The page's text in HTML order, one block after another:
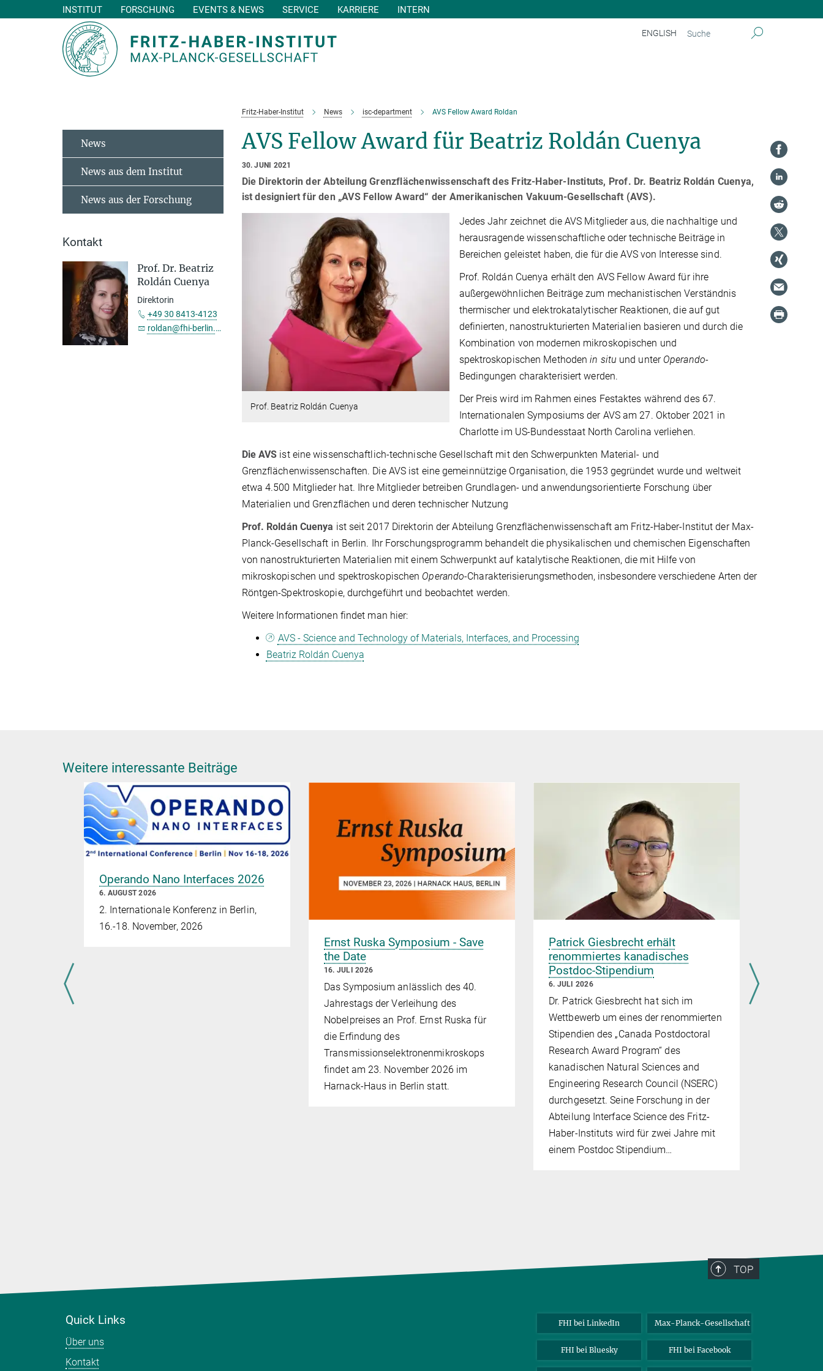
ENGLISH
INSTITUT FORSCHUNG EVENTS & NEWS SERVICE KARRIERE INTERN
Fritz-Haber-Institut News isc-department AVS Fellow Award Roldan
AVS Fellow Award für Beatriz Roldán Cuenya
30. JUNI 2021
Die Direktorin der Abteilung Grenzflächenwissenschaft des Fritz-Haber-Instituts, Prof. Dr. Beatriz Roldán Cuenya,
ist designiert für den „AVS Fellow Award“ der Amerikanischen Vakuum-Gesellschaft (AVS).
Prof. Beatriz Roldán Cuenya
Jedes Jahr zeichnet die AVS Mitglieder aus, die nachhaltige und
herausragende wissenschaftliche oder technische Beiträge in
Bereichen geleistet haben, die für die AVS von Interesse sind.
Prof. Roldán Cuenya erhält den AVS Fellow Award für ihre
außergewöhnlichen Beiträge zum mechanistischen Verständnis
thermischer und elektrokatalytischer Reaktionen, die auf gut
definierten, nanostrukturierten Materialien basieren und durch die
Kombination von modernen mikroskopischen und
spektroskopischen Methodenin situ und unter Operando-
Bedingungen charakterisiert werden.
Der Preis wird im Rahmen eines Festaktes während des 67.
Internationalen Symposiums der AVS am 27. Oktober 2021 in
Charlotte im US-Bundesstaat North Carolina verliehen.
Die AVS ist eine wissenschaftlich-technische Gesellschaft mit den Schwerpunkten Material- und
Grenzflächenwissenschaften. Die AVS ist eine gemeinnützige Organisation, die 1953 gegründet wurde und weltweit
etwa 4.500 Mitglieder hat. Ihre Mitglieder betreiben Grundlagen- und anwendungsorientierte Forschung über
Materialien und Grenzflächen und deren technischer Nutzung
Prof. Roldán Cuenya ist seit 2017 Direktorin der Abteilung Grenzflächenwissenschaft am Fritz-Haber-Institut der Max-
Planck-Gesellschaft in Berlin. Ihr Forschungsprogramm behandelt die physikalischen und chemischen Eigenschaften
von nanostrukturierten Materialien mit einem Schwerpunkt auf katalytische Reaktionen, die mit Hilfe von
mikroskopischen und spektroskopischen Operando-Charakterisierungsmethoden, insbesondere verschiedene Arten der
Röntgen-Spektroskopie, durchgeführt und beobachtet werden.
Weitere Informationen findet man hier:
AVS - Science and Technology of Materials, Interfaces, and Processing
Beatriz Roldán Cuenya
News
News aus dem Institut
News aus der Forschung
Kontakt
Prof. Dr. Beatriz
Roldán Cuenya
Direktorin
+49 30 8413-4123
roldan@fhi-berlin.mpg.de
Weitere interessante Beiträge
Operando Nano Interfaces 2026
6. AUGUST 2026
2. Internationale Konferenz in Berlin,
16.-18. November, 2026
Ernst Ruska Symposium - Save
the Date
16. JULI 2026
Das Symposium anlässlich des 40.
Jahrestags der Verleihung des
Nobelpreises an Prof. Ernst Ruska für
die Erfindung des
Transmissionselektronenmikroskops
findet am 23. November 2026 im
Harnack-Haus in Berlin statt.
Patrick Giesbrecht erhält
renommiertes kanadisches
Postdoc-Stipendium
6. JULI 2026
Dr. Patrick Giesbrecht hat sich im
Wettbewerb um eines der renommierten
Stipendien des „Canada Postdoctoral
Research Award Program“ des
kanadischen Natural Sciences and
Engineering Research Council (NSERC)
durchgesetzt. Seine Forschung in der
Abteilung Interface Science des Fritz-
Haber-Instituts wird für zwei Jahre mit
einem Postdoc Stipendium…
TOP
Quick Links
Über uns
Kontakt
FHI bei LinkedIn Max-Planck-Gesellschaft
FHI bei Bluesky FHI bei Facebook